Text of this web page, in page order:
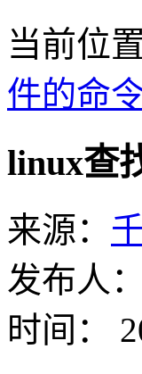
当前位置
件的命令
linux查
来源：
发布人
时间：